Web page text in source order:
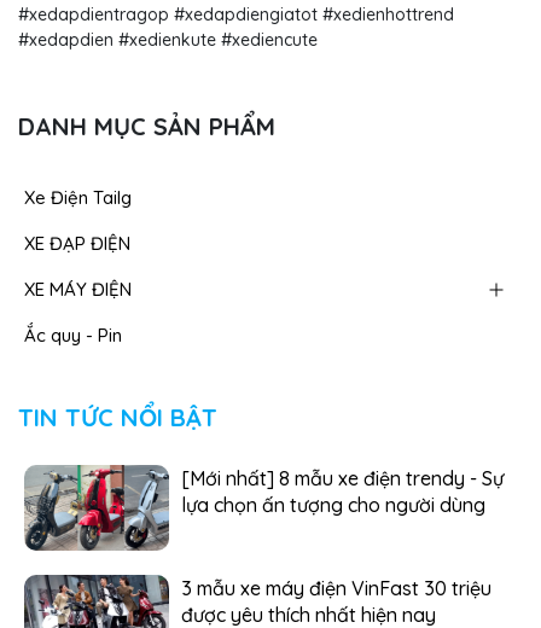
#xedapdientragop #xedapdiengiatot #xedienhottrend
#xedapdien #xedienkute #xediencute
DANH MỤC SẢN PHẨM
Xe Điện Tailg
XE ĐẠP ĐIỆN
XE MÁY ĐIỆN
Ắc quy - Pin
TIN TỨC NỔI BẬT
[Mới nhất] 8 mẫu xe điện trendy - Sự
lựa chọn ấn tượng cho người dùng
3 mẫu xe máy điện VinFast 30 triệu
được yêu thích nhất hiện nay